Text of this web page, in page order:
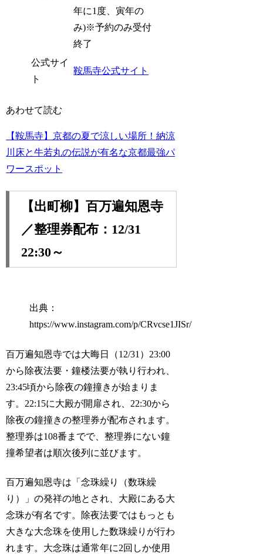
年に1度、寅年の
み)※予約のみ受付
終了
公式サイ
ト
鞍馬寺公式サイト
あわせて読む
【鞍馬寺】京都の夏で涼しい場所！納涼
川床と牛若丸の伝説が有名な京都最強パ
ワースポット
【出町柳】百万遍知恩寺
／整理券配布：12/31
22:30～
出典：
https://www.instagram.com/p/CRvcse1JISr/
百万遍知恩寺では大晦日（12/31）23:00
から除夜法要・鐘楼法要が執り行われ、
23:45頃から除夜の鐘撞きが始まりま
す。22:15に大殿が開扉され、22:30から
除夜の鐘撞きの整理券が配布されます。
整理券は108番までで、整理券にない鐘
撞希望者は順次後列に並びます。
百万遍知恩寺は「念珠繰り（数珠繰
り）」の発祥の地とされ、大殿にある大
念珠が有名です。除夜法要ではもっとも
大きな大念珠を使用した数珠繰りが行わ
れます。大念珠は通常年に2回しか使用